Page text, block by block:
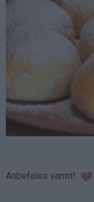
Anbefales varmt!